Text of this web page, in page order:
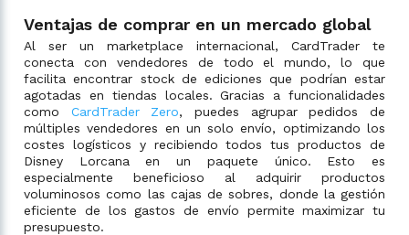
Ventajas de comprar en un mercado global
Al ser un marketplace internacional, CardTrader te
conecta con vendedores de todo el mundo, lo que
facilita encontrar stock de ediciones que podrían estar
agotadas en tiendas locales. Gracias a funcionalidades
como CardTrader Zero, puedes agrupar pedidos de
múltiples vendedores en un solo envío, optimizando los
costes logísticos y recibiendo todos tus productos de
Disney Lorcana en un paquete único. Esto es
especialmente beneficioso al adquirir productos
voluminosos como las cajas de sobres, donde la gestión
eficiente de los gastos de envío permite maximizar tu
presupuesto.